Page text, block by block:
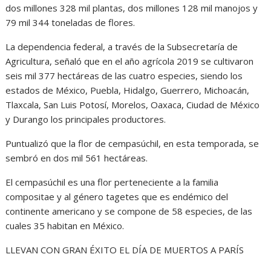
dos millones 328 mil plantas, dos millones 128 mil manojos y
79 mil 344 toneladas de flores.
La dependencia federal, a través de la Subsecretaría de
Agricultura, señaló que en el año agrícola 2019 se cultivaron
seis mil 377 hectáreas de las cuatro especies, siendo los
estados de México, Puebla, Hidalgo, Guerrero, Michoacán,
Tlaxcala, San Luis Potosí, Morelos, Oaxaca, Ciudad de México
y Durango los principales productores.
Puntualizó que la flor de cempasúchil, en esta temporada, se
sembró en dos mil 561 hectáreas.
El cempasúchil es una flor perteneciente a la familia
compositae y al género tagetes que es endémico del
continente americano y se compone de 58 especies, de las
cuales 35 habitan en México.
LLEVAN CON GRAN ÉXITO EL DÍA DE MUERTOS A PARÍS